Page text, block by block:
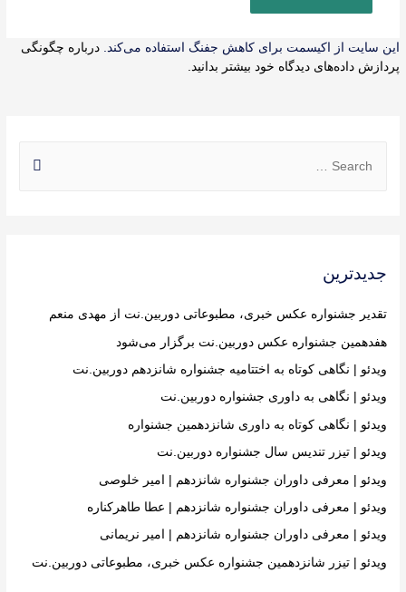
h
r
:
جدیدترین
تقدیر جشنواره عکس خبری، مطبوعاتی دوربین.نت از مهدی منعم
هفدهمین جشنواره عکس دوربین.نت برگزار می‌شود
ویدئو | نگاهی کوتاه به اختتامیه جشنواره شانزدهم دوربین.نت
ویدئو | نگاهی به داوری جشنواره دوربین.نت
ویدئو | نگاهی کوتاه به داوری شانزدهمین جشنواره
ویدئو | تیزر تندیس سال جشنواره دوربین.نت
ویدئو | معرفی داوران جشنواره شانزدهم | امیر خلوصی
ویدئو | معرفی داوران جشنواره شانزدهم | عطا طاهرکناره
ویدئو | معرفی داوران جشنواره شانزدهم | امیر نریمانی
ویدئو | تیزر شانزدهمین جشنواره عکس خبری، مطبوعاتی دوربین.نت
این سایت از اکیسمت برای کاهش جفنگ استفاده می‌کند.درباره چگونگی
پردازش داده‌های دیدگاه خود بیشتر بدانید.